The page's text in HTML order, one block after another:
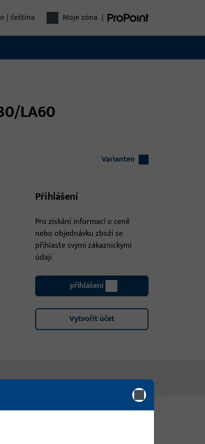
| čeština Moje zóna |
LA60
Varianten
Přihlášení
Pro získání informací o ceně
nebo objednávku zboží se
přihlaste svými zákaznickými
údaji
přihlášení
Vytvořit účet